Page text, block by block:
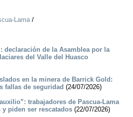
Lama/
declaración de la Asamblea por la
del Valle del Huasco
en la minera de Barrick Gold:
fallas de seguridad (24/07/2026)
trabajadores de Pascua-Lama
y piden ser rescatados (22/07/2026)